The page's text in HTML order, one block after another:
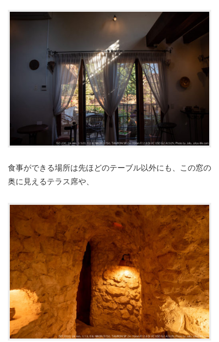
食事ができる場所は先ほどのテーブル以外にも、この窓の
奥に見えるテラス席や、